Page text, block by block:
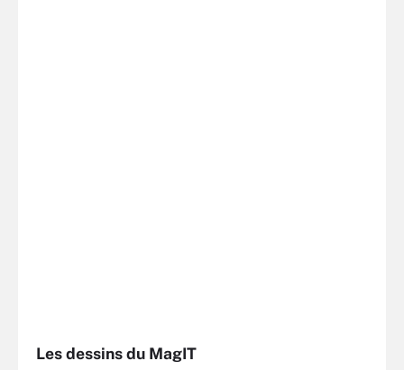
Les dessins du MagIT